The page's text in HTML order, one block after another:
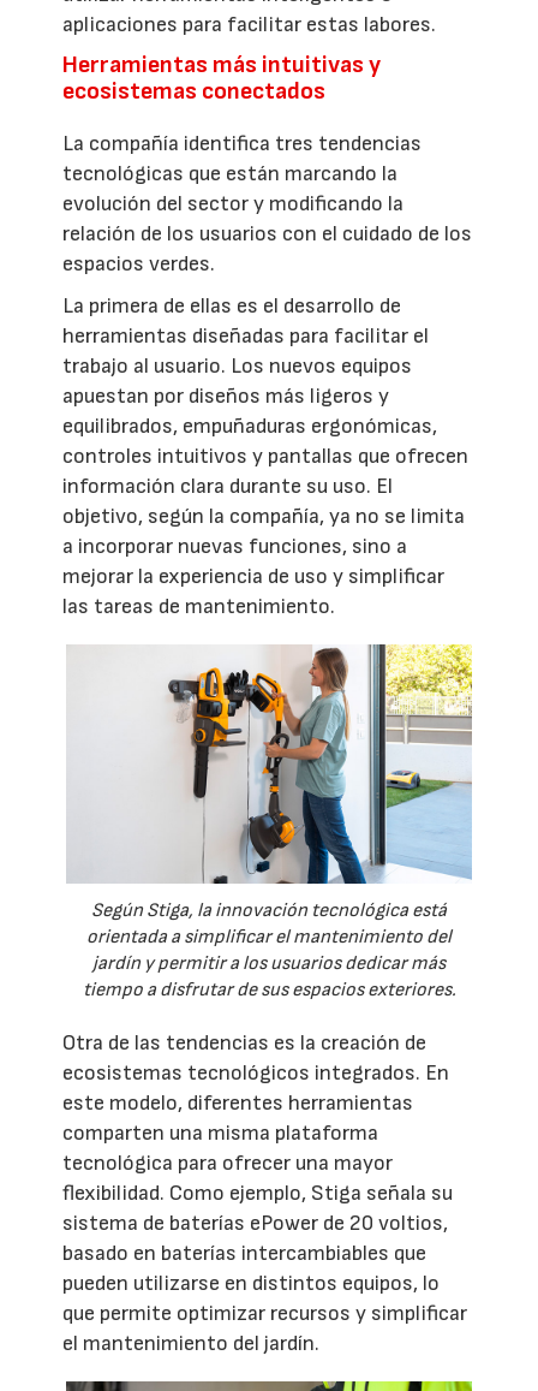
aplicaciones para facilitar estas labores.
Herramientas más intuitivas y
ecosistemas conectados
La compañía identifica tres tendencias
tecnológicas que están marcando la
evolución del sector y modificando la
relación de los usuarios con el cuidado de los
espacios verdes.
La primera de ellas es el desarrollo de
herramientas diseñadas para facilitar el
trabajo al usuario. Los nuevos equipos
apuestan por diseños más ligeros y
equilibrados, empuñaduras ergonómicas,
controles intuitivos y pantallas que ofrecen
información clara durante su uso. El
objetivo, según la compañía, ya no se limita
a incorporar nuevas funciones, sino a
mejorar la experiencia de uso y simplificar
las tareas de mantenimiento.
Según Stiga, la innovación tecnológica está
orientada a simplificar el mantenimiento del
jardín y permitir a los usuarios dedicar más
tiempo a disfrutar de sus espacios exteriores.
Otra de las tendencias es la creación de
ecosistemas tecnológicos integrados. En
este modelo, diferentes herramientas
comparten una misma plataforma
tecnológica para ofrecer una mayor
flexibilidad. Como ejemplo, Stiga señala su
sistema de baterías ePower de 20 voltios,
basado en baterías intercambiables que
pueden utilizarse en distintos equipos, lo
que permite optimizar recursos y simplificar
el mantenimiento del jardín.